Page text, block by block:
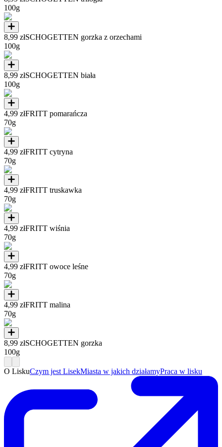
100g
8,99 złSCHOGETTEN gorzka z orzechami
100g
8,99 złSCHOGETTEN biała
100g
4,99 złFRITT pomarańcza
70g
4,99 złFRITT cytryna
70g
4,99 złFRITT truskawka
70g
4,99 złFRITT wiśnia
70g
4,99 złFRITT owoce leśne
70g
4,99 złFRITT malina
70g
8,99 złSCHOGETTEN gorzka
100g
O LiskuCzym jest LisekMiasta w jakich działamyPraca w lisku